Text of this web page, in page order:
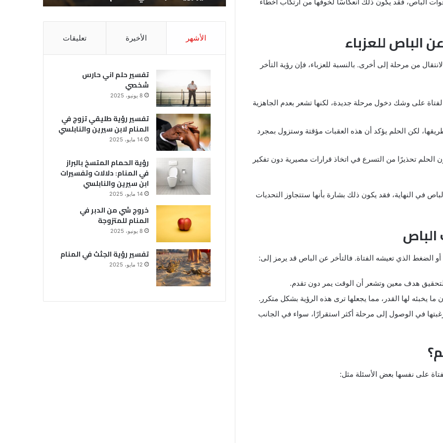
الباص للعزباء
من مرحلة إلى أخرى. بالنسبة للعزباء، فإن رؤية التأخر
على وشك دخول مرحلة جديدة، لكنها تشعر بعدم الجاهزية
لكن الحلم يؤكد أن هذه العقبات مؤقتة وستزول بمجرد
الحلم تحذيرًا من التسرع في اتخاذ قرارات مصيرية دون تفكير
في النهاية، فقد يكون ذلك بشارة بأنها ستتجاوز التحديات
الباص
الضغط الذي تعيشه الفتاة. فالتأخر عن الباص قد يرمز إلى:
هدف معين وتشعر أن الوقت يمر دون تقدم.
ما يخبئه لها القدر، مما يجعلها ترى هذه الرؤية بشكل متكرر.
في الوصول إلى مرحلة أكثر استقرارًا، سواء في الجانب
على نفسها بعض الأسئلة مثل:
الأشهر الأخيرة تعليقات
تفسير حلم اني حارس
شخصي
8 يونيو، 2025
تفسير رؤية طليقي تزوج في
المنام لابن سيرين والنابلسي
14 مايو، 2025
رؤية الحمام المتسخ بالبراز
في المنام: دلالات وتفسيرات
ابن سيرين والنابلسي
14 مايو، 2025
خروج شي من الدبر في
المنام للمتزوجة
8 يونيو، 2025
تفسير رؤية الجثث في المنام
12 مايو، 2025